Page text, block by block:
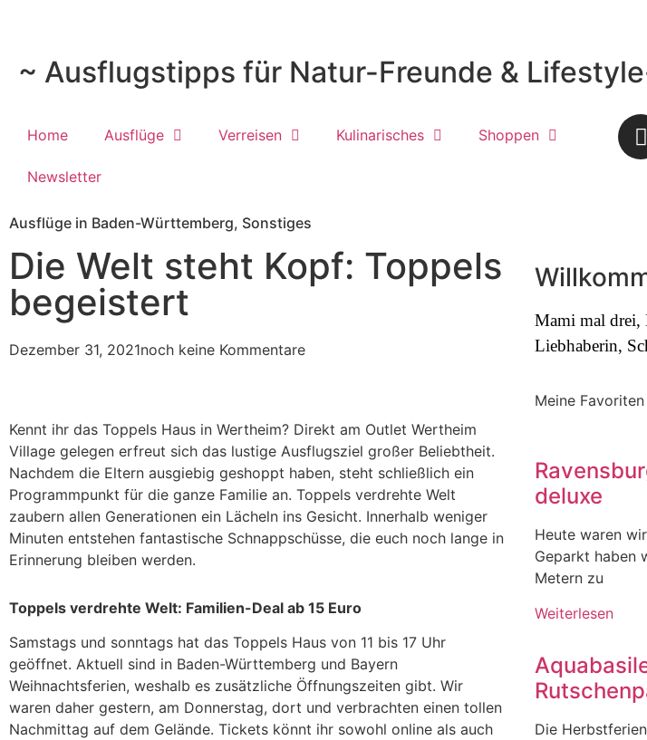
~ Ausflugstipps für Natur-Freunde &
Home Ausflüge Verreisen Kulinarisches Shoppen
Newsletter
Ausflüge in Baden-Württemberg, Sonstiges
Die Welt steht Kopf: Toppels
begeistert
Dezember 31, 2021noch keine Kommentare
Kennt ihr das Toppels Haus in Wertheim? Direkt am Outlet Wertheim
Village gelegen erfreut sich das lustige Ausflugsziel großer Beliebtheit.
Nachdem die Eltern ausgiebig geshoppt haben, steht schließlich ein
Programmpunkt für die ganze Familie an. Toppels verdrehte Welt
zaubern allen Generationen ein Lächeln ins Gesicht. Innerhalb weniger
Minuten entstehen fantastische Schnappschüsse, die euch noch lange in
Erinnerung bleiben werden.
Toppels verdrehte Welt: Familien-Deal ab 15 Euro
Samstags und sonntags hat das Toppels Haus von 11 bis 17 Uhr
geöffnet. Aktuell sind in Baden-Württemberg und Bayern
Weihnachtsferien, weshalb es zusätzliche Öffnungszeiten gibt. Wir
waren daher gestern, am Donnerstag, dort und verbrachten einen tollen
Nachmittag auf dem Gelände. Tickets könnt ihr sowohl online als auch
Mami mal drei,
Liebhaberin,
Meine Favoriten
deluxe
Heute waren
Geparkt haben
Metern zu
Weiterlesen
Die